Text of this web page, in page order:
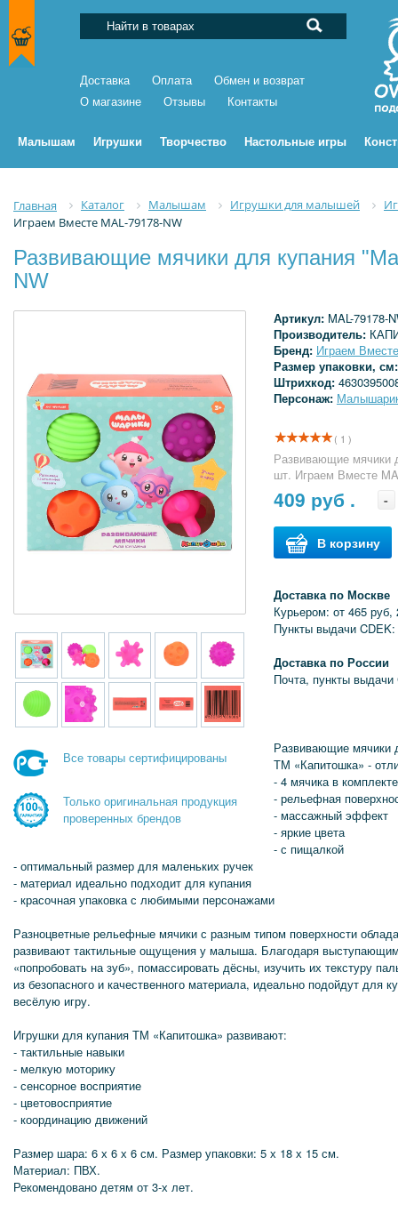
Доставка Оплата
Обмен и возврат
О магазине
Отзывы Контакты
Малышам Игрушки Творчество Настольные игры
Главная Каталог Малышам Игрушки для малышей
Играем Вместе MAL-79178-NW
Развивающие мячики для купания
NW
Все товары сертифицированы
Только оригинальная продукция
проверенных брендов
Артикул: MAL-79178-
Производитель:
Бренд: Играем Вместе
Размер упаковки,
Штрихкод:
Персонаж:
( 1 )
Развивающие мячики
шт. Играем Вместе
409 руб . -
В корзину
Доставка по Москве
Курьером: от 465 руб,
Пункты выдачи
Доставка по России
Почта, пункты выдачи
Развивающие мячики
ТМ «Капитошка» -
- 4 мячика в комплекте
- рельефная
- массажный эффект
- яркие цвета
- с пищалкой
- оптимальный размер для маленьких ручек
- материал идеально подходит для купания
- красочная упаковка с любимыми персонажами
Разноцветные рельефные мячики с разным типом поверхности
развивают тактильные ощущения у малыша. Благодаря
«попробовать на зуб», помассировать дёсны, изучить их текстуру
из безопасного и качественного материала, идеально подойдут для
весёлую игру.
Игрушки для купания ТМ «Капитошка» развивают:
- тактильные навыки
- мелкую моторику
- сенсорное восприятие
- цветовосприятие
- координацию движений
Размер шара: 6 х 6 х 6 см. Размер упаковки: 5 х 18 х 15 см.
Материал: ПВХ.
Рекомендовано детям от 3-х лет.